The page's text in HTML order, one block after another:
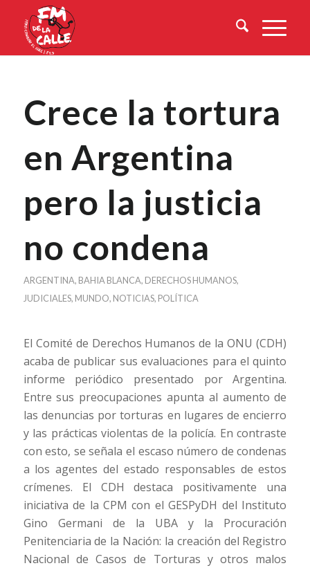
Crece la tortura
en Argentina
pero la justicia
no condena
ARGENTINA, BAHIA BLANCA, DERECHOS HUMANOS,
JUDICIALES, MUNDO, NOTICIAS, POLÍTICA
El Comité de Derechos Humanos de la ONU (CDH)
acaba de publicar sus evaluaciones para el quinto
informe periódico presentado por Argentina.
Entre sus preocupaciones apunta al aumento de
las denuncias por torturas en lugares de encierro
y las prácticas violentas de la policía. En contraste
con esto, se señala el escaso número de condenas
a los agentes del estado responsables de estos
crímenes. El CDH destaca positivamente una
iniciativa de la CPM con el GESPyDH del Instituto
Gino Germani de la UBA y la Procuración
Penitenciaria de la Nación: la creación del Registro
Nacional de Casos de Torturas y otros malos